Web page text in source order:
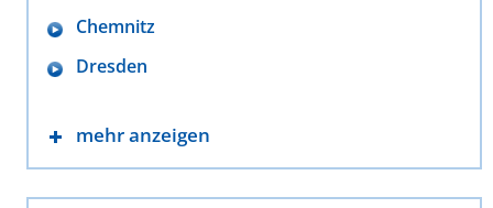
Chemnitz
Dresden
mehr anzeigen